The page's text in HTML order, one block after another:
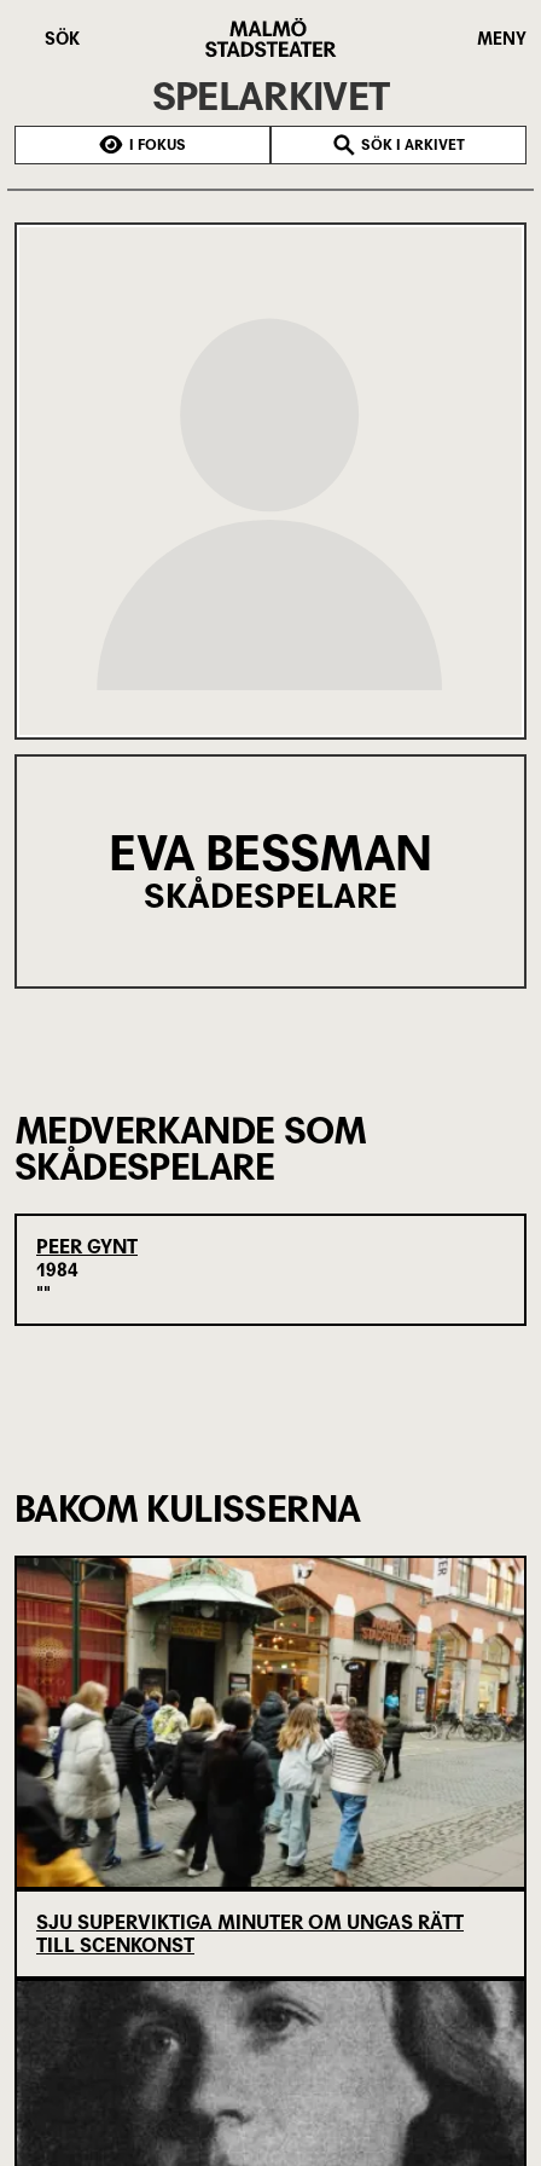
SÖK
Stadsteater
MENY
SPELARKIVET
I FOKUS SÖK I ARKIVET
EVA BESSMAN
SKÅDESPELARE
MEDVERKANDE SOM
SKÅDESPELARE
PEER GYNT
1984
BAKOM KULISSERNA
SJU SUPERVIKTIGA MINUTER OM UNGAS RÄTT
TILL SCENKONST